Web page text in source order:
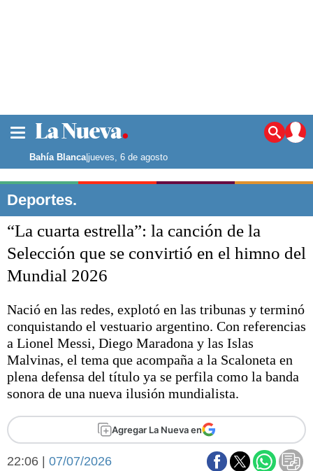
Noticias
La ciudad
Punta Alta
El mundo
Seguridad
Liga del Sur
Básquetbol
Fútbol
Federal A
Arte y cultura
Aplausos
Cines
Economía y campo
Economía y finanzas
Con el campo
Espacio empresas
Bahía Blanca|jueves, 6 de agosto
Deportes.
“La cuarta estrella”: la canción de la
Selección que se convirtió en el himno del
Mundial 2026
Nació en las redes, explotó en las tribunas y terminó
conquistando el vestuario argentino. Con referencias
a Lionel Messi, Diego Maradona y las Islas
Malvinas, el tema que acompaña a la Scaloneta en
plena defensa del título ya se perfila como la banda
sonora de una nueva ilusión mundialista.
Agregar La Nueva en
22:06 | 07/07/2026